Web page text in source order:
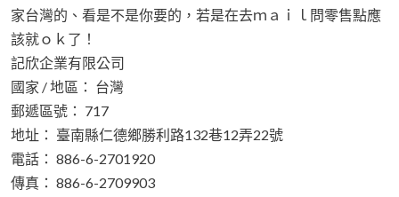
家台灣的、看是不是你要的，若是在去ｍａｉｌ問零售點應
該就ｏｋ了！
記欣企業有限公司
國家 / 地區： 台灣
郵遞區號： 717
地址： 臺南縣仁德鄉勝利路132巷12弄22號
電話： 886-6-2701920
傳真： 886-6-2709903